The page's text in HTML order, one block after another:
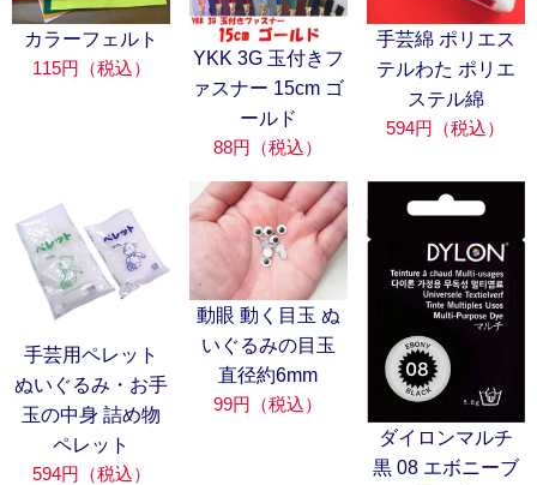
カラーフェルト
115円（税込）
YKK 3G 玉付きフ
ァスナー 15cm ゴ
ールド
88円（税込）
手芸綿 ポリエス
テルわた ポリエ
ステル綿
594円（税込）
手芸用ペレット
ぬいぐるみ・お手
玉の中身 詰め物
ペレット
594円（税込）
動眼 動く目玉 ぬ
いぐるみの目玉
直径約6mm
99円（税込）
ダイロンマルチ
黒 08 エボニーブ